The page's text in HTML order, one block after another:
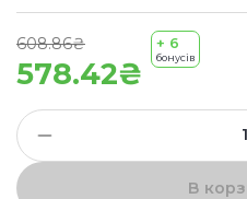
578.42₴
608.86₴ + 6
бонусів
В